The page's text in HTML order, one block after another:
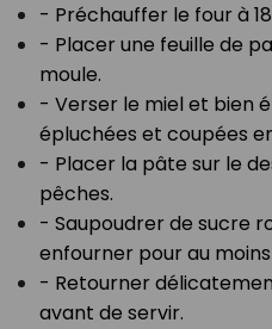
- Préchauffer le four à
- Placer une feuille de
moule.⁣
- Verser le miel et bien
épluchées et coupées
- Placer la pâte sur le
pêches.⁣
- Saupoudrer de sucre
enfourner pour au
- Retourner
avant de servir.⁣